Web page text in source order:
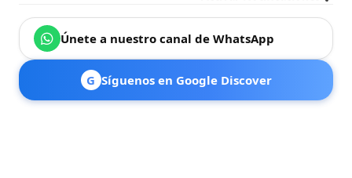
Únete a nuestro canal de WhatsApp
G Síguenos en Google Discover